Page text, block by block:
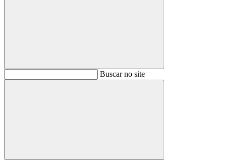
BuscarBuscar no site
Buscar